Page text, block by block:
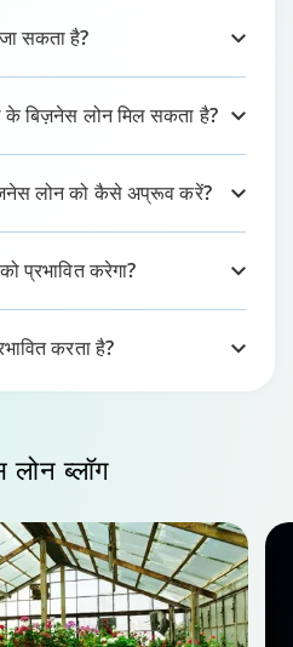
सकता है?
के बिज़नेस लोन मिल सकता है?
लोन को कैसे अप्रूव करें?
प्रभावित करेगा?
करता है?
लोनब्लॉग